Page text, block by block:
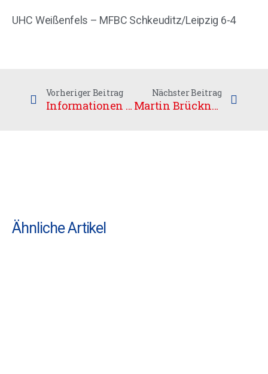
UHC Weißenfels – MFBC Schkeuditz/Leipzig 6-4
Vorheriger Beitrag
Informationen rund um die Play-offs
Nächster Beitrag
Martin Brückner beendet Traineramt beim UHC
Ähnliche Artikel